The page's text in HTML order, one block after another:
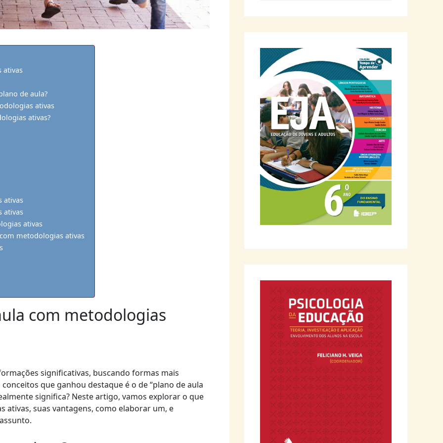
ativas
de aula?
ativas
ativas?
ativas
ativas
ativas
metodologias ativas
com metodologias
significativas, buscando formas mais
que ganhou destaque é o de “plano de aula
significa? Neste artigo, vamos explorar o que
ativas, suas vantagens, como elaborar um, e